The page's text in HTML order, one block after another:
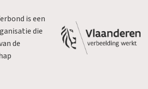
is een
die
de